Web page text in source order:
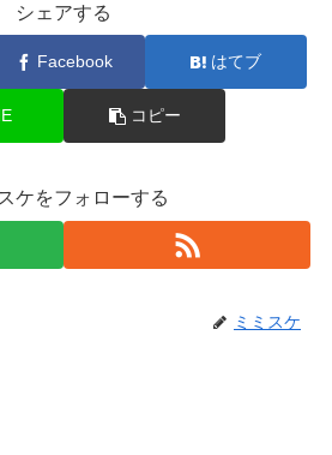
シェアする
Facebook はてブ
コピー
ケをフォローする
ミミスケ